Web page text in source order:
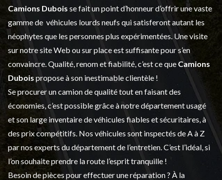
Camions Dubois se fait un point d’honneur d’offrir une vaste
gamme de véhicules lourds neufs qui satisferont autant les
néophytes que les personnes plus expérimentées. Une visite
sur notre site Web ou sur place est suffisante pour s’en
convaincre. Qualité, renom et fiabilité, c’est ce que Camions
Dubois propose à son inestimable clientèle !
Se procurer un camion de qualité tout en faisant des
économies, c’est possible grâce à notredépartement usagé
et son large inventaire de véhicules fiables et sécuritaires, à
des prix compétitifs. Nos véhicules sont inspectés de A à Z
par nos experts du département de l’entretien . C’est l’idéal, si
l’on souhaite prendre la route l’esprit tranquille !
Besoin de pièces pour effectuer une réparation ? À la